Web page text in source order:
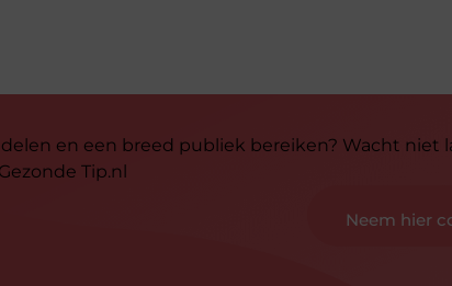
en een breed publiek bereiken? Wacht niet
Tip.nl
Neem hier